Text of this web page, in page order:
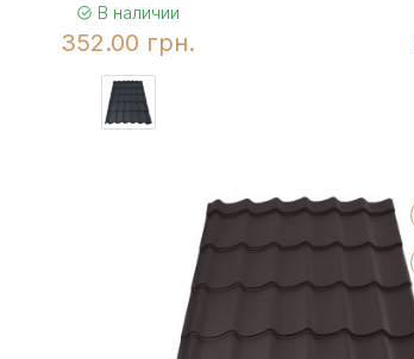
В наличии
352.00 грн.